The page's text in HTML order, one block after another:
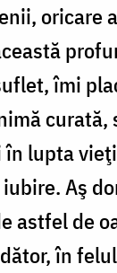
oricare
îmi
lupta
Aş
astfel de
în